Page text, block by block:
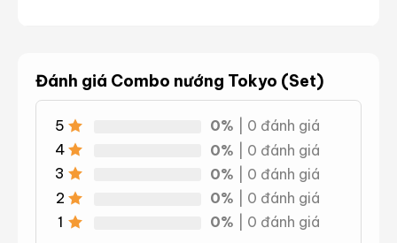
Đánh giá Combo nướng Tokyo (Set)
5 0% | 0 đánh giá
4
0% | 0 đánh giá
3
0% | 0 đánh giá
2
0% | 0 đánh giá
1
0% | 0 đánh giá